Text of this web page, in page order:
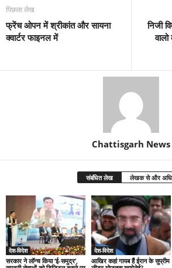
पिछला लेख
फ्रेंच ओपन में श्रीकांत और सायना
क्वार्टर फाइनल में
निजी
Chattisgarh News
संबंधित लेख लेखक से और
देश-विदेश
सरकार ने लॉन्च किया ‘ई-समुद्र’,
देश-विदेश
आखिर कहां गायब हैं ईरान के सुप्रीम